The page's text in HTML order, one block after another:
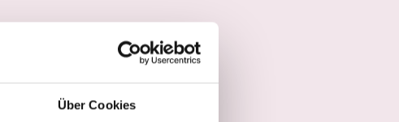
Über Cookies